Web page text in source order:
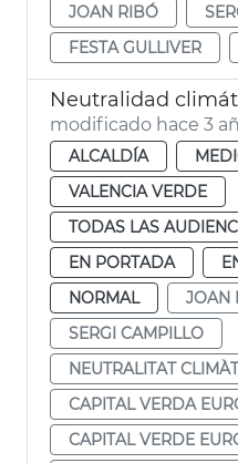
JOAN RIBÓ
FESTA GULLIVER
Neutralidad
modificado hace 3
ALCALDÍA
VALENCIA VERDE
TODAS LAS
EN PORTADA
NORMAL
JOAN
SERGI CAMPILLO
NEUTRALITAT
CAPITAL VERDA
CAPITAL VERDE